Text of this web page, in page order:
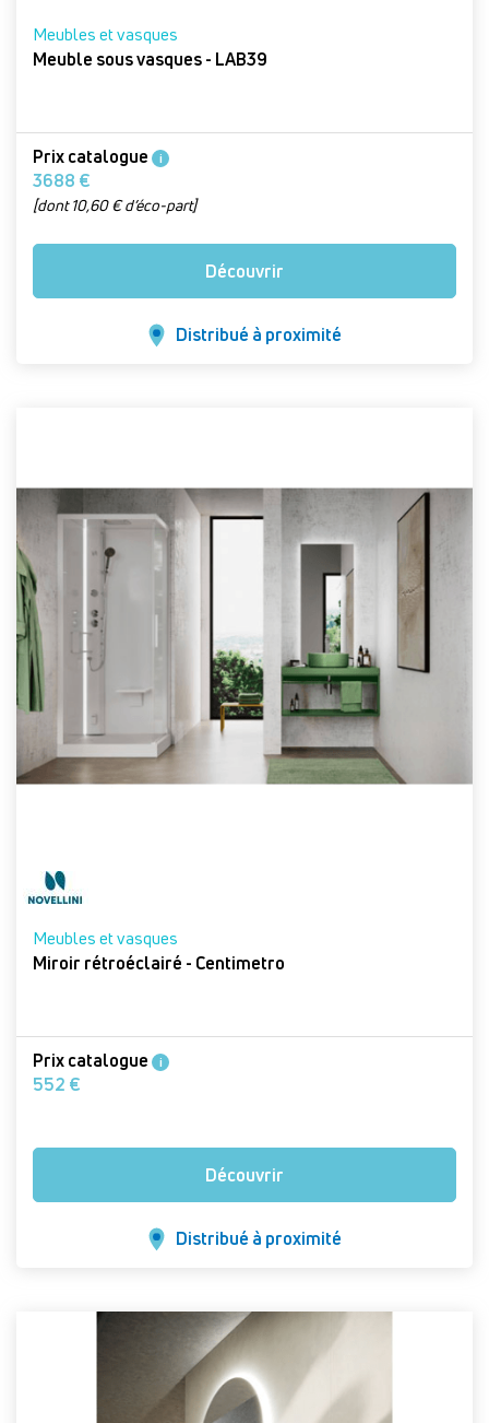
Meubles et vasques
Meuble sous vasques - LAB39
Prix catalogue i
3688 €
[dont 10,60 € d’éco-part]
Découvrir
Distribué à proximité
Meubles et vasques
Miroir rétroéclairé - Centimetro
Prix catalogue i
552 €
Découvrir
Distribué à proximité